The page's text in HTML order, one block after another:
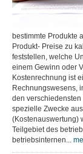
bestimmte Produkte
Produkt- Preise zu
feststellen, welche
einem Gewinn oder
Kostenrechnung ist
Rechnungswesens,
den
spezielle Zwecke
(Kostenauswertung)
Teilgebiet des
betriebsinternen...